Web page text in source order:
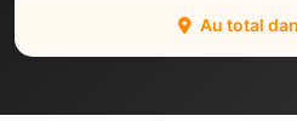
Au total